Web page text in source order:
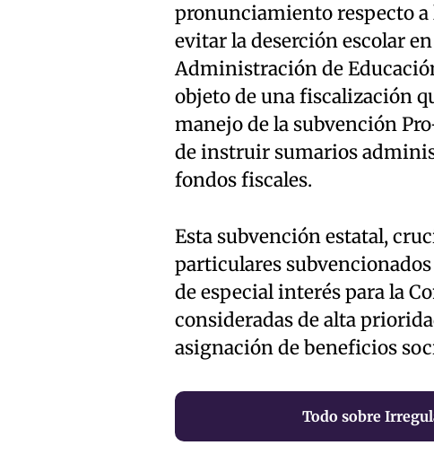
pronunciamiento respecto
evitar la deserción escolar
Administración de
objeto de una fiscalización
manejo de la subvención
de instruir sumarios
fondos fiscales.
Esta subvención estatal,
particulares
de especial interés para la
consideradas de alta
asignación de beneficios
Todo sobre